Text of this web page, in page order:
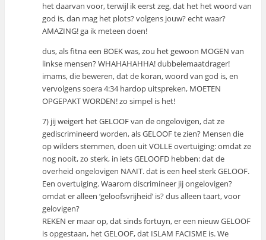
het daarvan voor, terwijl ik eerst zeg, dat het het woord van
god is, dan mag het plots? volgens jouw? echt waar?
AMAZING! ga ik meteen doen!
dus, als fitna een BOEK was, zou het gewoon MOGEN van
linkse mensen? WHAHAHAHHA! dubbelemaatdrager!
imams, die beweren, dat de koran, woord van god is, en
vervolgens soera 4:34 hardop uitspreken, MOETEN
OPGEPAKT WORDEN! zo simpel is het!
7) jij weigert het GELOOF van de ongelovigen, dat ze
gediscrimineerd worden, als GELOOF te zien? Mensen die
op wilders stemmen, doen uit VOLLE overtuiging: omdat ze
nog nooit, zo sterk, in iets GELOOFD hebben: dat de
overheid ongelovigen NAAIT. dat is een heel sterk GELOOF.
Een overtuiging. Waarom discrimineer jij ongelovigen?
omdat er alleen ‘geloofsvrijheid’ is? dus alleen taart, voor
gelovigen?
REKEN er maar op, dat sinds fortuyn, er een nieuw GELOOF
is opgestaan, het GELOOF, dat ISLAM FACISME is. We